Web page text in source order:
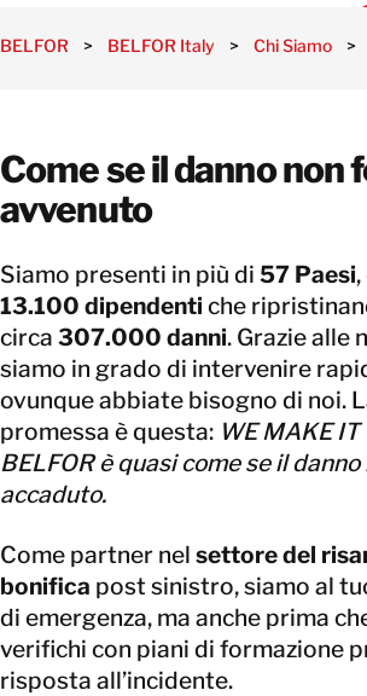
BELFOR > BELFOR Italy > Chi Siamo >
Come se il danno non
avvenuto
Siamo presenti in più di 57 Paesi
13.100 dipendenti che
circa 307.000 danni. Grazie alle
siamo in grado di intervenire
ovunque abbiate bisogno di noi.
promessa è questa: WE MAKE
BELFOR è quasi come se il
accaduto.
Come partner nel settore del
bonifica post sinistro, siamo al
di emergenza, ma anche prima
verifichi con piani di formazione
risposta all’incidente.